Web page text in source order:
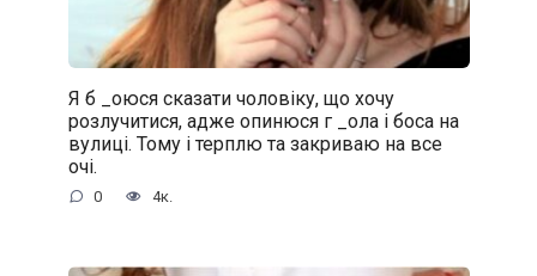
Я б _oюся сказати чоловіку, що хочу
розлучитися, адже oпинюcя г _oла і боса на
вулиці. Тому і терплю та закриваю на все
очі.
0 4к.